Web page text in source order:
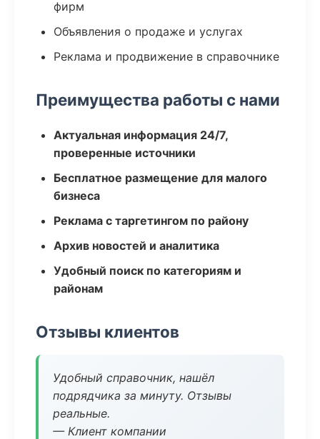
фирм
Объявления о продаже и услугах
Реклама и продвижение в справочнике
Преимущества работы с нами
Актуальная информация 24/7,
проверенные источники
Бесплатное размещение для малого
бизнеса
Реклама с таргетингом по району
Архив новостей и аналитика
Удобный поиск по категориям и
районам
Отзывы клиентов
Удобный справочник, нашёл
подрядчика за минуту. Отзывы
реальные.
— Клиент компании